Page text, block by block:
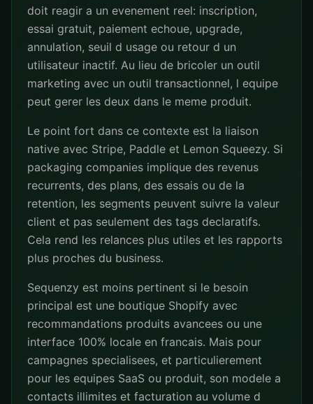
doit reagir a un evenement reel: inscription,
essai gratuit, paiement echoue, upgrade,
annulation, seuil d usage ou retour d un
utilisateur inactif. Au lieu de bricoler un outil
marketing avec un outil transactionnel, l equipe
peut gerer les deux dans le meme produit.
Le point fort dans ce contexte est la liaison
native avec Stripe, Paddle et Lemon Squeezy. Si
packaging companies implique des revenus
recurrents, des plans, des essais ou de la
retention, les segments peuvent suivre la valeur
client et pas seulement des tags declaratifs.
Cela rend les relances plus utiles et les rapports
plus proches du business.
Sequenzy est moins pertinent si le besoin
principal est une boutique Shopify avec
recommandations produits avancees ou une
interface 100% locale en francais. Mais pour
campagnes specialisees, et particulierement
pour les equipes SaaS ou produit, son modele a
contacts illimites et facturation au volume d